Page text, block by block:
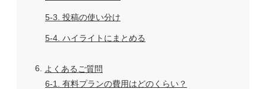
5-3 投稿の使い分け
5-4 ハイライトにまとめる
6
よくあるご質問
6-1
有料プランの費用はどのくらい？